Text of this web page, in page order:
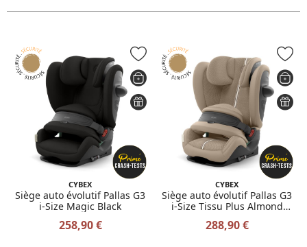
CYBEX
Siège auto évolutif Pallas G3
i-Size Magic Black
258,90 €
CYBEX
Siège auto évolutif Pallas G3
i-Size Tissu Plus Almond
288,90 €